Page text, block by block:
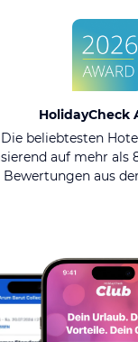
HolidayCheck
Die beliebtesten
auf mehr als
Bewertungen aus